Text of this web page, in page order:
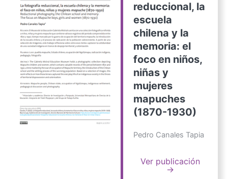
reduccional, la
escuela
chilena y la
memoria: el
foco en niños,
niñas y
mujeres
mapuches
(1870-1930)
Pedro Canales Tapia
Ver publicación
→